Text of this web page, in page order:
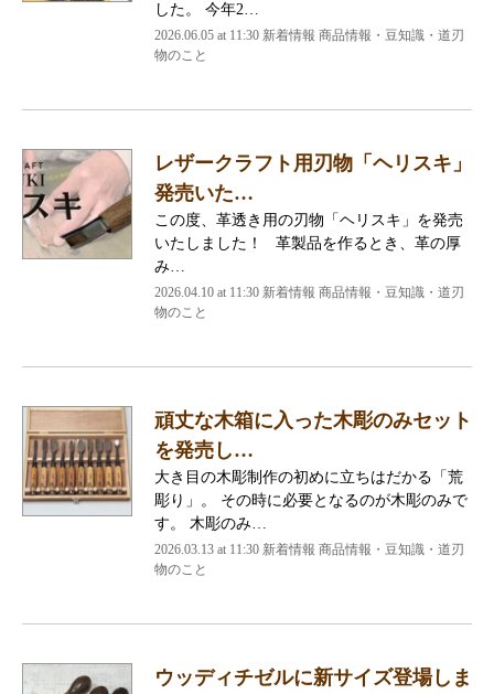
した。 今年2…
2026.06.05 at 11:30 新着情報 商品情報・豆知識・道刃
物のこと
レザークラフト用刃物「ヘリスキ」
発売いた…
この度、革透き用の刃物「ヘリスキ」を発売
いたしました！ 革製品を作るとき、革の厚
み…
2026.04.10 at 11:30 新着情報 商品情報・豆知識・道刃
物のこと
頑丈な木箱に入った木彫のみセット
を発売し…
大き目の木彫制作の初めに立ちはだかる「荒
彫り」。 その時に必要となるのが木彫のみで
す。 木彫のみ…
2026.03.13 at 11:30 新着情報 商品情報・豆知識・道刃
物のこと
ウッディチゼルに新サイズ登場しま